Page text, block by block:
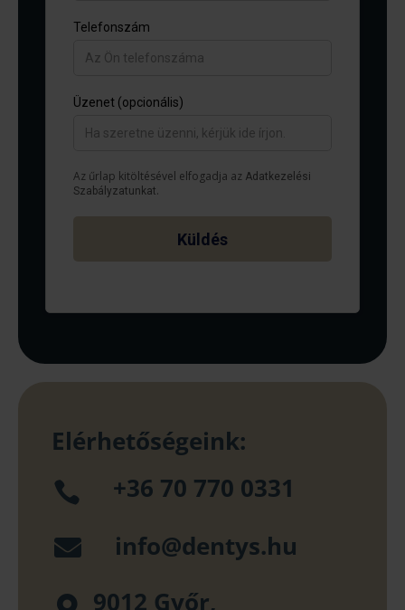
Elérhetőségeink:
 +36 70 770 0331
 info@dentys.hu
9012 Győr,